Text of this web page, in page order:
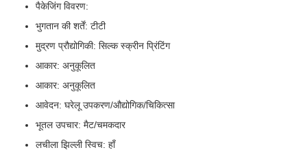
पैकेजिंग विवरण:
भुगतान की शर्तें: टीटी
मुद्रण प्रौद्योगिकी: सिल्क स्क्रीन प्रिंटिंग
आकार: अनुकूलित
आकार: अनुकूलित
आवेदन: घरेलू उपकरण/औद्योगिक/चिकित्सा
भूतल उपचार: मैट/चमकदार
लचीला झिल्ली स्विच: हाँ